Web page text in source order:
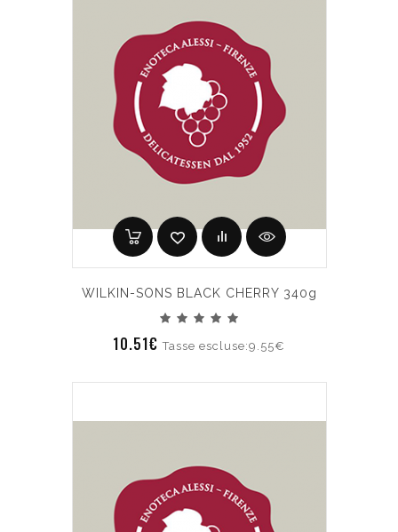
WILKIN-SONS BLACK CHERRY 340g
10.51€Tasse escluse:9.55€